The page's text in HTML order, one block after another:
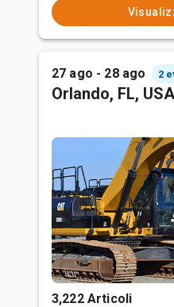
27 ago - 28 ago 2
Orlando, FL, USA
3,222 Articoli